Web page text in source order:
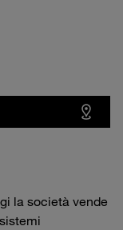
la società vende